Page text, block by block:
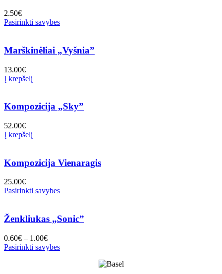
2.50€
Pasirinkti savybes
Marškinėliai „Vyšnia”
13.00€
Į krepšelį
Kompozicija „Sky”
52.00€
Į krepšelį
Kompozicija Vienaragis
25.00€
Pasirinkti savybes
Ženkliukas „Sonic”
0.60€ – 1.00€
Pasirinkti savybes